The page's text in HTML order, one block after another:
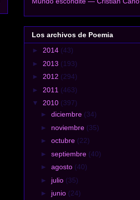
Los archivos de Poemia
► 2014 (43)
► 2013 (193)
► 2012 (294)
► 2011 (463)
▼ 2010 (397)
► diciembre (34)
► noviembre (35)
► octubre (22)
► septiembre (40)
► agosto (40)
► julio (35)
► junio (24)